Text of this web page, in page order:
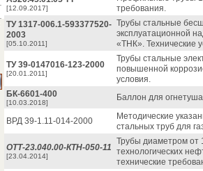
[12.09.2017]
требования.
TУ 1317-006.1-593377520-
2003
[05.10.2011]
Трубы стальные
эксплуатационной
«ТНК». Технические
TУ 39-0147016-123-2000
[20.01.2011]
Трубы стальные
повышенной
условия.
БК-6601-400
[10.03.2018]
Баллон для
ВРД 39-1.11-014-2000
Методические
стальных труб для
ОТТ-23.040.00-КТН-050-11
[23.04.2014]
Трубы диаметром от
технологических
технические